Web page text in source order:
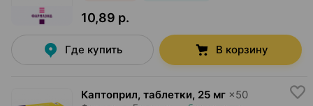
10,89 р.
Где купить В корзину
Каптоприл, таблетки, 25 мг ×50